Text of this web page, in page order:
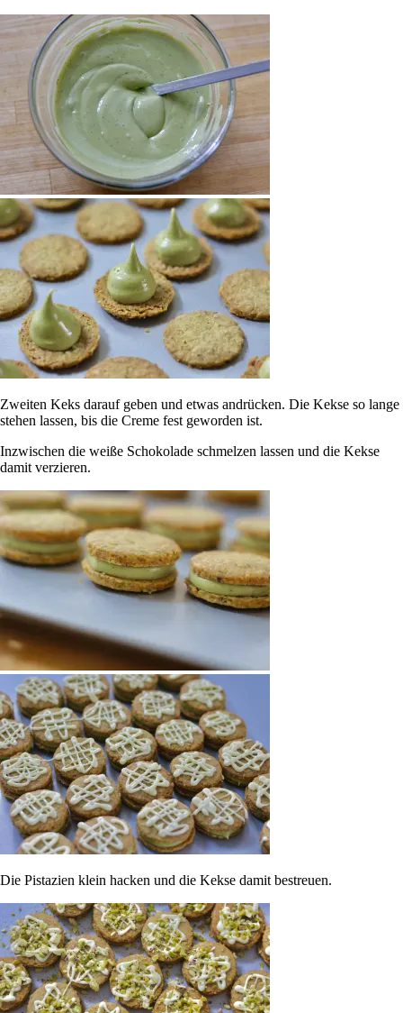
Zweiten Keks darauf geben und etwas andrücken. Die Kekse so lange
stehen lassen, bis die Creme fest geworden ist.
Inzwischen die weiße Schokolade schmelzen lassen und die Kekse
damit verzieren.
Die Pistazien klein hacken und die Kekse damit bestreuen.